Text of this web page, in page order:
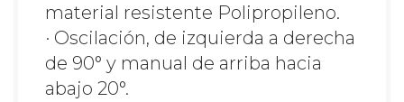
material resistente Polipropileno.
· Oscilación, de izquierda a derecha
de 90° y manual de arriba hacia
abajo 20°.